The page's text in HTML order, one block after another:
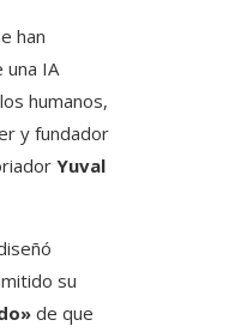
han
IA
humanos,
y fundador
Yuval
su
de que